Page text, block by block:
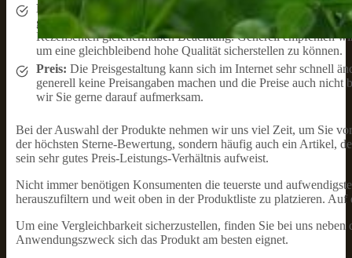
Rezensionen:
Das Lesen von Kundenrezensionen nimmt viel
genannten Eigenschaften in Produktbewertungen
Rezensenten gleichermaßen Beachtung. Generell empfehlen
um eine gleichbleibend hohe Qualität sicherstellen zu können.
Preis: Die Preisgestaltung kann sich im Internet sehr schnell
generell keine Preisangaben machen und die Preise auch
wir Sie gerne darauf aufmerksam.
Bei der Auswahl der Produkte nehmen wir uns viel Zeit, um Sie
der höchsten Sterne-Bewertung, sondern häufig auch ein Artikel,
sein sehr gutes Preis-Leistungs-Verhältnis aufweist.
Nicht immer benötigen Konsumenten die teuerste und
herauszufiltern und weit oben in der Produktliste zu platzieren.
Um eine Vergleichbarkeit sicherzustellen, finden Sie bei uns
Anwendungszweck sich das Produkt am besten eignet.